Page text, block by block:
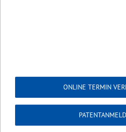
ONLINE TERMIN